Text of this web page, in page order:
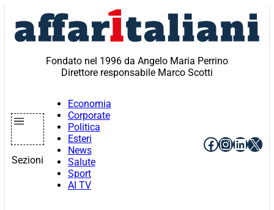
contenuto
Fondato nel 1996 da Angelo Maria Perrino
Direttore responsabile Marco Scotti
Sezioni
Economia
Corporate
Politica
Esteri
News
Salute
Sport
AI TV
Facebook
X